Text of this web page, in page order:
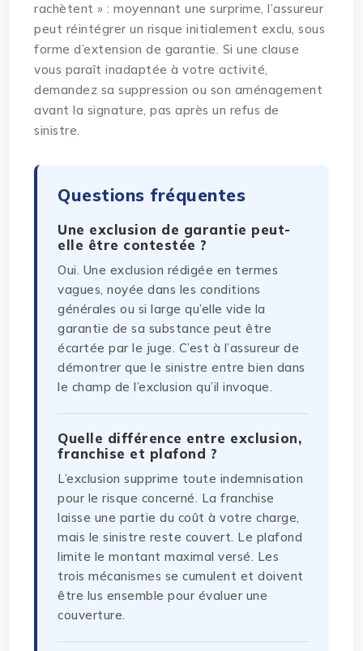
rachètent » : moyennant une surprime, l’assureur
peut réintégrer un risque initialement exclu, sous
forme d’extension de garantie. Si une clause
vous paraît inadaptée à votre activité,
demandez sa suppression ou son aménagement
avant la signature, pas après un refus de
sinistre.
Questions fréquentes
Une exclusion de garantie peut-
elle être contestée ?
Oui. Une exclusion rédigée en termes
vagues, noyée dans les conditions
générales ou si large qu’elle vide la
garantie de sa substance peut être
écartée par le juge. C’est à l’assureur de
démontrer que le sinistre entre bien dans
le champ de l’exclusion qu’il invoque.
Quelle différence entre exclusion,
franchise et plafond ?
L’exclusion supprime toute indemnisation
pour le risque concerné. La franchise
laisse une partie du coût à votre charge,
mais le sinistre reste couvert. Le plafond
limite le montant maximal versé. Les
trois mécanismes se cumulent et doivent
être lus ensemble pour évaluer une
couverture.